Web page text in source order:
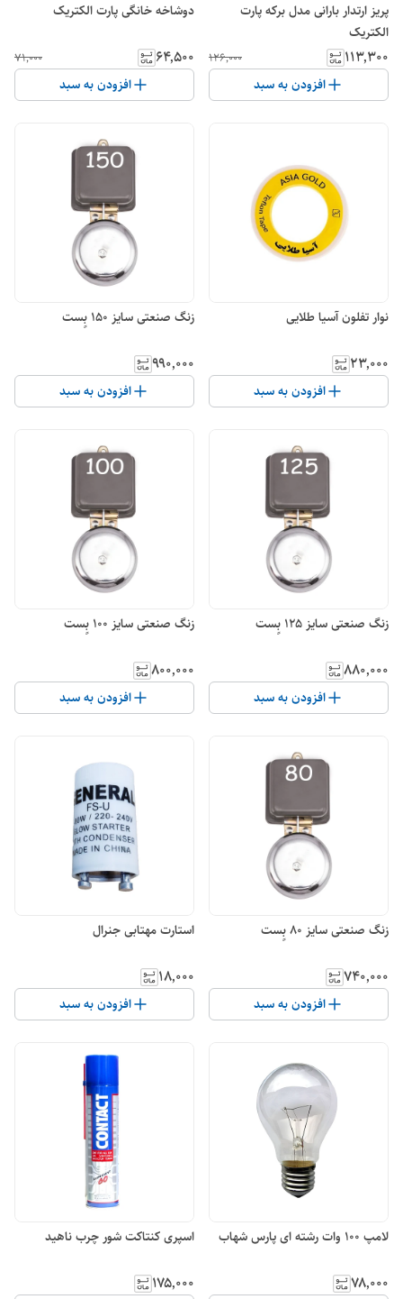
پریز ارتدار بارانی مدل برکه پارت
الکتریک
۱۱۳٬۳۰۰ ۱۲۶٬۰۰۰
افزودن به سبد
دوشاخه خانگی پارت الکتریک
۶۴٬۵۰۰ ۷۱٬۰۰۰
افزودن به سبد
نوار تفلون آسیا طلایی
۲۳٬۰۰۰
افزودن به سبد
زنگ صنعتی سایز 150 بٍست
۹۹۰٬۰۰۰
افزودن به سبد
زنگ صنعتی سایز 125 بٍست
۸۸۰٬۰۰۰
افزودن به سبد
زنگ صنعتی سایز 100 بٍست
۸۰۰٬۰۰۰
افزودن به سبد
زنگ صنعتی سایز 80 بٍست
۷۴۰٬۰۰۰
افزودن به سبد
استارت مهتابی جنرال
۱۸٬۰۰۰
افزودن به سبد
لامپ 100 وات رشته ای پارس شهاب
۷۸٬۰۰۰
اسپری کنتاکت شور چرب ناهید
۱۷۵٬۰۰۰